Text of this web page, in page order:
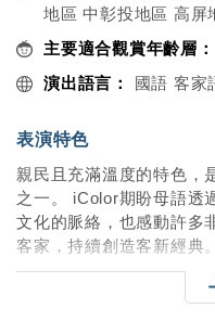
地區 中彰投地區 高屏
主要適合觀賞年齡層：
演出語言：
國語 客家
表演特色
親民且充滿溫度的特色，
之一。 iColor期盼母語透
文化的脈絡，也感動許多
客家，持續創造客新經典。